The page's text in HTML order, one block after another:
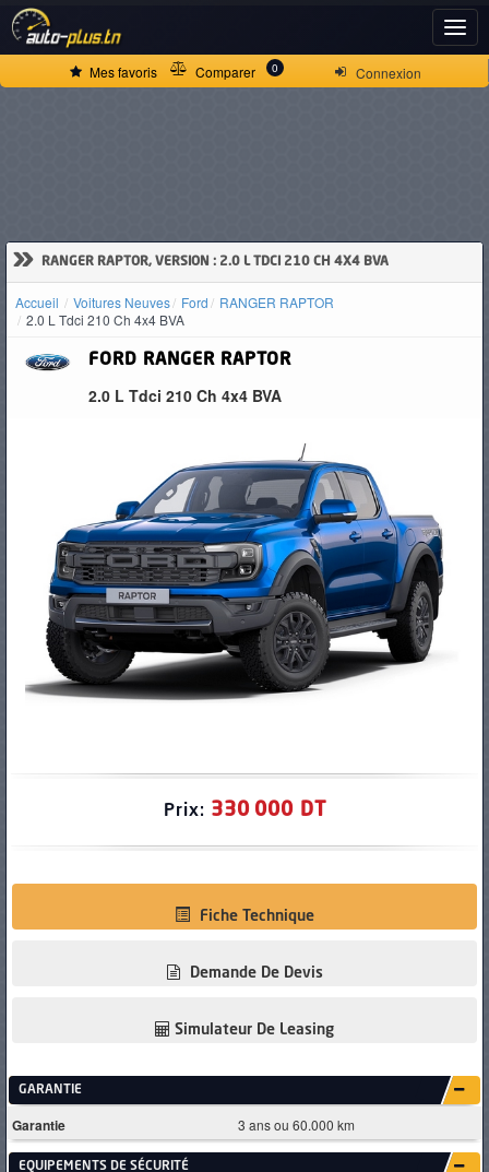
Connexion
Mes favoris Comparer 0
» RANGER RAPTOR, VERSION : 2.0 L TDCI 210 CH 4X4 BVA
Accueil Voitures Neuves Ford
RANGER RAPTOR
2.0 L Tdci 210 Ch 4x4 BVA
FORD RANGER RAPTOR
2.0 L Tdci 210 Ch 4x4 BVA
Prix: 330 000 DT
Fiche Technique
Demande De Devis
Simulateur De Leasing
GARANTIE
Garantie 3 ans ou 60.000 km
EQUIPEMENTS DE SÉCURITÉ
ACCUEIL
VOITURES
D'OCCASION
PNEUS